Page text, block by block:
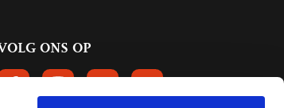
ONS OP
VOLGS ONS OP FACEBOOK
VOLG ONS OP INSTAGRAM
VOLG ONS OP LINKEDIN
VOLG ONS OP